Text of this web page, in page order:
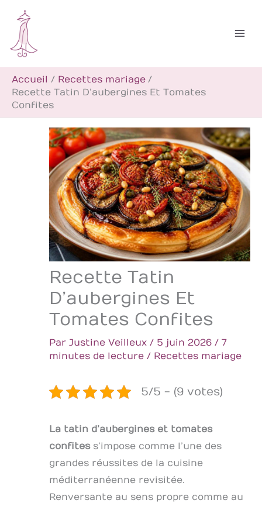
contenu
Accueil
Recettes mariage
Recette Tatin D’aubergines Et Tomates
Confites
Recette Tatin
D’aubergines Et
Tomates Confites
Par Justine Veilleux / 5 juin 2026 / 7
minutes de lecture / Recettes mariage
5/5 - (9 votes)
La tatin d’aubergines et tomates
confitess’impose comme l’une des
grandes réussites de la cuisine
méditerranéenne revisitée.
Renversante au sens propre comme au
c
h
e
r
c